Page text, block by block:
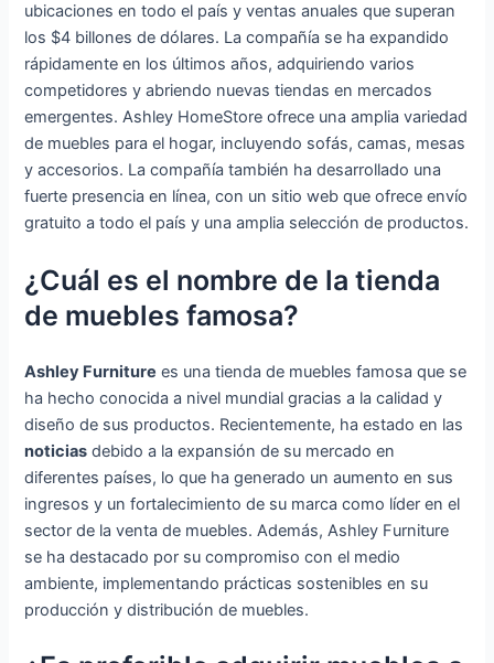
ubicaciones en todo el país y ventas anuales que superan
los $4 billones de dólares. La compañía se ha expandido
rápidamente en los últimos años, adquiriendo varios
competidores y abriendo nuevas tiendas en mercados
emergentes. Ashley HomeStore ofrece una amplia variedad
de muebles para el hogar, incluyendo sofás, camas, mesas
y accesorios. La compañía también ha desarrollado una
fuerte presencia en línea, con un sitio web que ofrece envío
gratuito a todo el país y una amplia selección de productos.
¿Cuál es el nombre de la tienda
de muebles famosa?
Ashley Furniture es una tienda de muebles famosa que se
ha hecho conocida a nivel mundial gracias a la calidad y
diseño de sus productos. Recientemente, ha estado en las
noticias debido a la expansión de su mercado en
diferentes países, lo que ha generado un aumento en sus
ingresos y un fortalecimiento de su marca como líder en el
sector de la venta de muebles. Además, Ashley Furniture
se ha destacado por su compromiso con el medio
ambiente, implementando prácticas sostenibles en su
producción y distribución de muebles.